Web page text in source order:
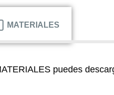
MATERIALES
puedes